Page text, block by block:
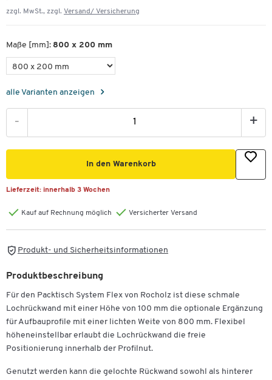
zzgl. MwSt., zzgl. Versand/ Versicherung
Maße [mm]: 800 x 200 mm
alle Varianten anzeigen
- +
In den Warenkorb
Lieferzeit: innerhalb 3 Wochen
Kauf auf Rechnung möglich Versicherter Versand
Produkt- und Sicherheitsinformationen
Produktbeschreibung
Für den Packtisch System Flex von Rocholz ist diese schmale
Lochrückwand mit einer Höhe von 100 mm die optionale Ergänzung
für Aufbauprofile mit einer lichten Weite von 800 mm. Flexibel
höheneinstellbar erlaubt die Lochrückwand die freie
Positionierung innerhalb der Profilnut.
Genutzt werden kann die gelochte Rückwand sowohl als hinterer